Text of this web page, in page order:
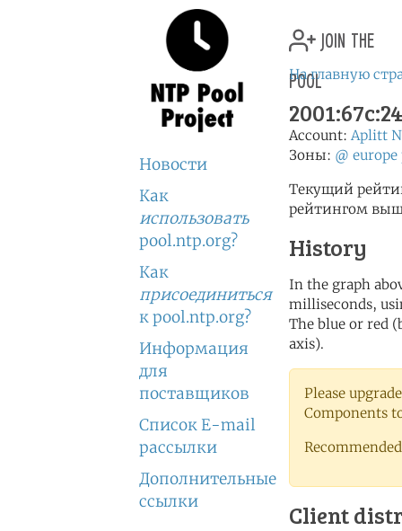
Новости
Как
использовать
pool.ntp.org?
Как
присоединиться
к pool.ntp.org?
Информация
для
поставщиков
Список E-mail
рассылки
Дополнительные
ссылки
join the
pool
На главную
Account: Aplitt
Зоны: @ europe
Текущий
рейтингом
History
In the graph
milliseconds,
The blue or red
axis).
Please
Components
Client